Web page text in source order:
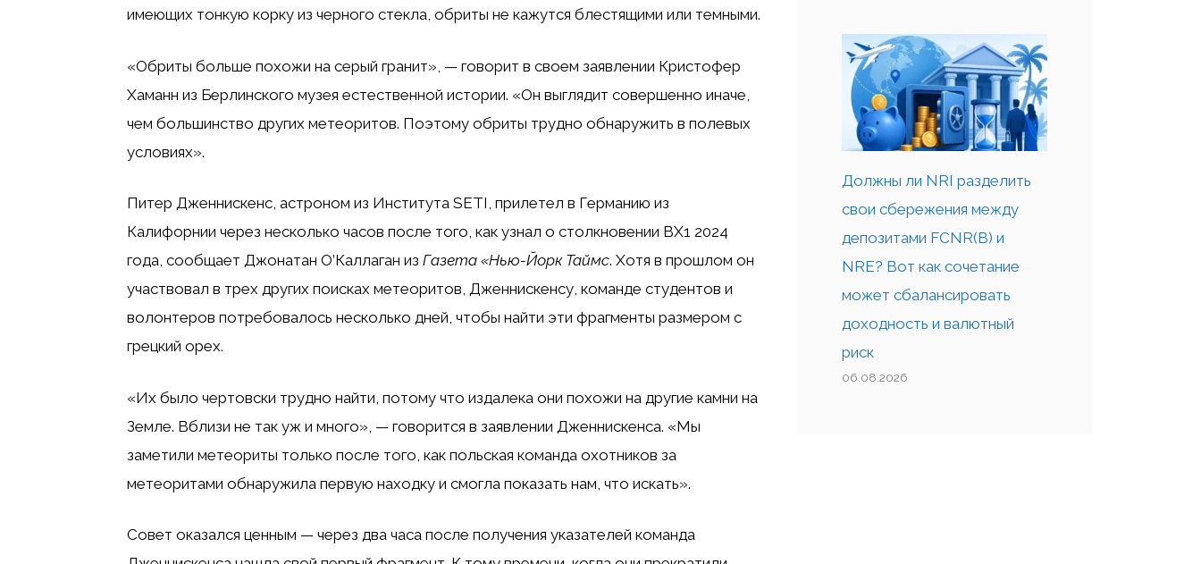
имеющих тонкую корку из черного стекла, обриты не кажутся блестящими или темными.
«Обриты больше похожи на серый гранит», — говорит в своем заявлении Кристофер
Хаманн из Берлинского музея естественной истории. «Он выглядит совершенно иначе,
чем большинство других метеоритов. Поэтому обриты трудно обнаружить в полевых
условиях».
Питер Дженнискенс, астроном из Института SETI, прилетел в Германию из
Калифорнии через несколько часов после того, как узнал о столкновении BX1 2024
года, сообщает Джонатан О’Каллаган из Газета «Нью-Йорк Таймс. Хотя в прошлом он
участвовал в трех других поисках метеоритов, Дженнискенсу, команде студентов и
волонтеров потребовалось несколько дней, чтобы найти эти фрагменты размером с
грецкий орех.
«Их было чертовски трудно найти, потому что издалека они похожи на другие камни на
Земле. Вблизи не так уж и много», — говорится в заявлении Дженнискенса. «Мы
заметили метеориты только после того, как польская команда охотников за
метеоритами обнаружила первую находку и смогла показать нам, что искать».
Совет оказался ценным — через два часа после получения указателей команда
Должны ли NRI разделить
свои сбережения между
депозитами FCNR(B) и
NRE? Вот как сочетание
может сбалансировать
доходность и валютный
риск
06.08.2026